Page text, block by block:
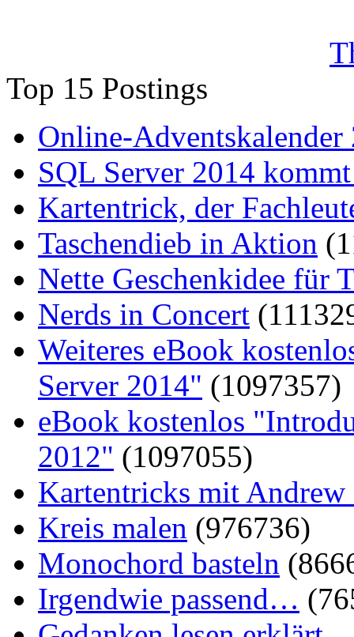
Top 15 Postings
Online-Adventskalender
SQL Server 2014
Kartentrick, der
Taschendieb in Aktion
Nette Geschenkidee für
Nerds in Concert
Weiteres eBook
Server 2014" (1097357)
eBook kostenlos
2012" (1097055)
Kartentricks mit
Kreis malen (976736)
Monochord basteln
Irgendwie passend…